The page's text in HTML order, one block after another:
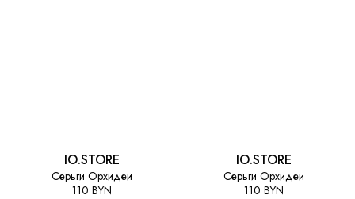
IO.STORE
Серьги Орхидеи
110 BYN
IO.STORE
Серьги Орхидеи
110 BYN